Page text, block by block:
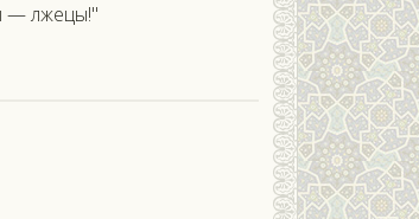
— лжецы!"